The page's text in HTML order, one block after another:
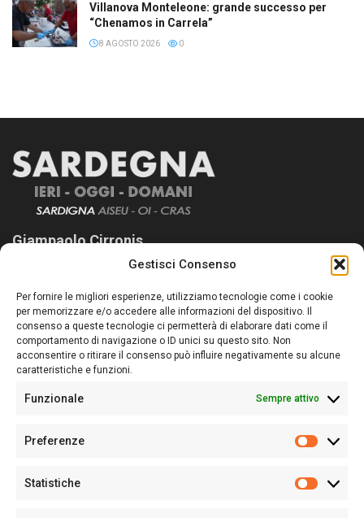
Gestisci Consenso
Per fornire le migliori esperienze, utilizziamo tecnologie come i cookie
per memorizzare e/o accedere alle informazioni del dispositivo. Il
consenso a queste tecnologie ci permetterà di elaborare dati come il
comportamento di navigazione o ID unici su questo sito. Non
acconsentire o ritirare il consenso può influire negativamente su alcune
caratteristiche e funzioni.
Funzionale Sempre attivo
Preferenze
Statistiche
Villanova Monteleone: grande successo per
“Chenamos in Carrela”
8 AGOSTO 2026 0
Giampaolo Cirronis
Sardegna Ieri-Oggi-Domani nasce per informare “liberamente” i
lettori su quanto accade in Sardegna, con un occhio rivolto al
nostro passato e, soprattutto, al nostro futuro
Follow Us
Sede:Via Cristoforo Colombo 09013 Carbonia
Partita IVA02270380922